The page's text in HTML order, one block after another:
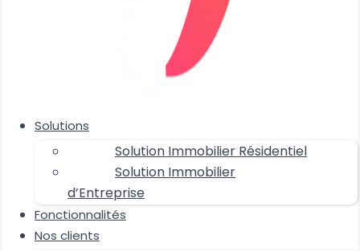
Solutions
Solution Immobilier Résidentiel
Solution Immobilier
d’Entreprise
Fonctionnalités
Nos clients